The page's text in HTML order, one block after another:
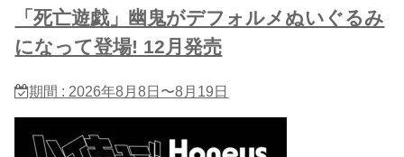
「死亡遊戯」幽鬼がデフォルメぬいぐるみ
になって登場! 12月発売
期間 : 2026年8月8日〜8月19日